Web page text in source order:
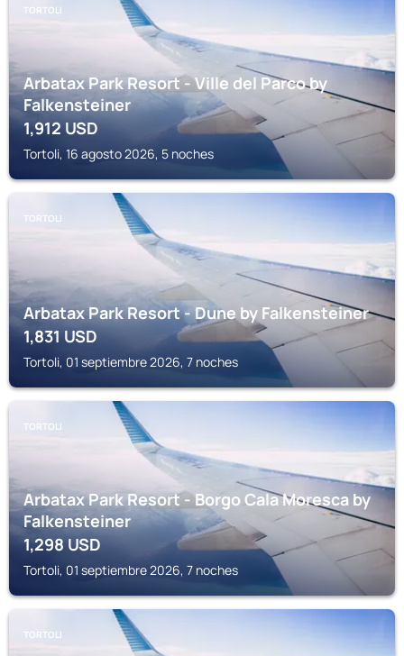
TORTOLI
Arbatax Park Resort - Ville del Parco by
Falkensteiner
1,912USD
Tortoli, 16 agosto 2026, 5 noches
TORTOLI
Arbatax Park Resort - Dune by Falkensteiner
1,831USD
Tortoli, 01 septiembre 2026, 7 noches
TORTOLI
Arbatax Park Resort - Borgo Cala Moresca by
Falkensteiner
1,298USD
Tortoli, 01 septiembre 2026, 7 noches
TORTOLI